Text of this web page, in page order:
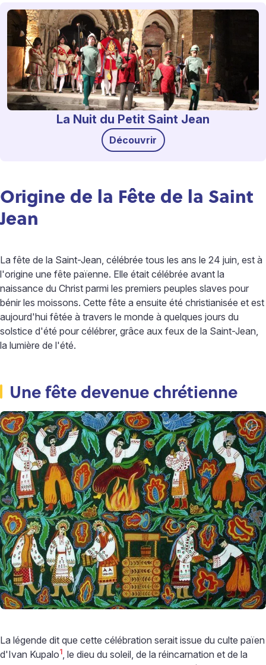
La Nuit du Petit Saint Jean
Découvrir
Origine de la Fête de la Saint
Jean
La fête de la Saint-Jean, célébrée tous les ans le 24 juin, est à
l'origine une fête païenne. Elle était célébrée avant la
naissance du Christ parmi les premiers peuples slaves pour
bénir les moissons. Cette fête a ensuite été christianisée et est
aujourd'hui fêtée à travers le monde à quelques jours du
solstice d'été pour célébrer, grâce aux feux de la Saint-Jean,
la lumière de l'été.
Une fête devenue chrétienne
La légende dit que cette célébration serait issue du culte païen
d'Ivan Kupalo1 , le dieu du soleil, de la réincarnation et de la